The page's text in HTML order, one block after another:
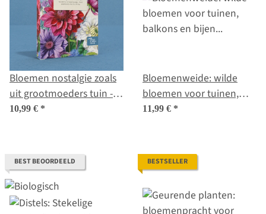
Bloemen nostalgie zoals
uit grootmoeders tuin -
zaad set nr. 5
10,99 € *
Bloemenweide: wilde
bloemen voor tuinen,
balkons en bijen - zaad
11,99 € *
BEST BEOORDEELD BESTSELLER